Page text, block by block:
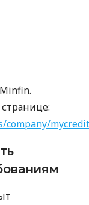
company/